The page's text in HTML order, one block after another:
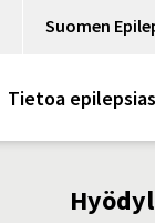
Suomen
Tietoa